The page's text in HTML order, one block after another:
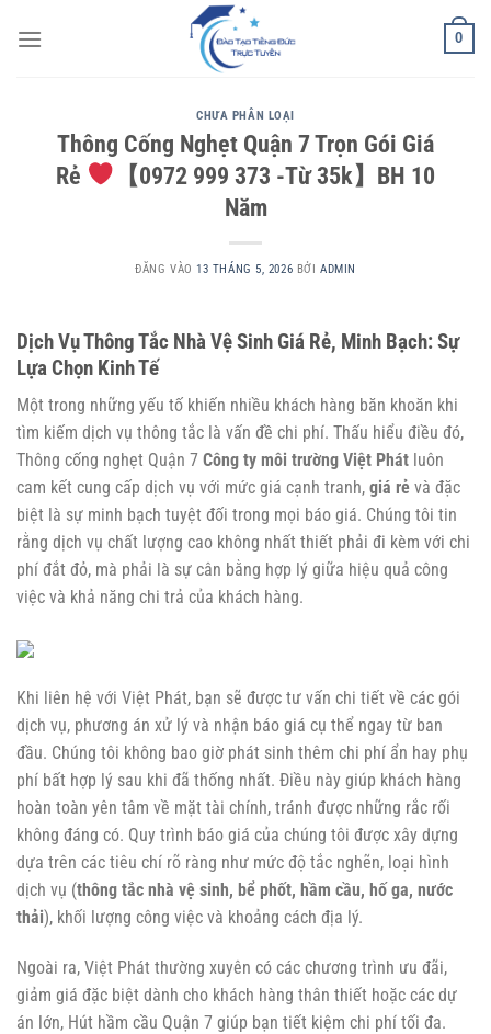
qua
0
CHƯA PHÂN LOẠI
Thông Cống Nghẹt Quận 7 Trọn Gói Giá
Rẻ
【0972 999 373 -Từ 35k】BH 10
Năm
ĐĂNG VÀO13 THÁNG 5, 2026 BỞI ADMIN
Dịch Vụ Thông Tắc Nhà Vệ Sinh Giá Rẻ, Minh Bạch: Sự
Lựa Chọn Kinh Tế
Một trong những yếu tố khiến nhiều khách hàng băn khoăn khi
tìm kiếm dịch vụ thông tắc là vấn đề chi phí. Thấu hiểu điều đó,
Thông cống nghẹt Quận 7 Công ty môi trường Việt Phát luôn
cam kết cung cấp dịch vụ với mức giá cạnh tranh, giá rẻ và đặc
biệt là sự minh bạch tuyệt đối trong mọi báo giá. Chúng tôi tin
rằng dịch vụ chất lượng cao không nhất thiết phải đi kèm với chi
phí đắt đỏ, mà phải là sự cân bằng hợp lý giữa hiệu quả công
việc và khả năng chi trả của khách hàng.
Khi liên hệ với Việt Phát, bạn sẽ được tư vấn chi tiết về các gói
dịch vụ, phương án xử lý và nhận báo giá cụ thể ngay từ ban
đầu. Chúng tôi không bao giờ phát sinh thêm chi phí ẩn hay phụ
phí bất hợp lý sau khi đã thống nhất. Điều này giúp khách hàng
hoàn toàn yên tâm về mặt tài chính, tránh được những rắc rối
không đáng có. Quy trình báo giá của chúng tôi được xây dựng
dựa trên các tiêu chí rõ ràng như mức độ tắc nghẽn, loại hình
dịch vụ (thông tắc nhà vệ sinh, bể phốt, hầm cầu, hố ga, nước
thải), khối lượng công việc và khoảng cách địa lý.
Ngoài ra, Việt Phát thường xuyên có các chương trình ưu đãi,
giảm giá đặc biệt dành cho khách hàng thân thiết hoặc các dự
án lớn, Hút hầm cầu Quận 7 giúp bạn tiết kiệm chi phí tối đa.